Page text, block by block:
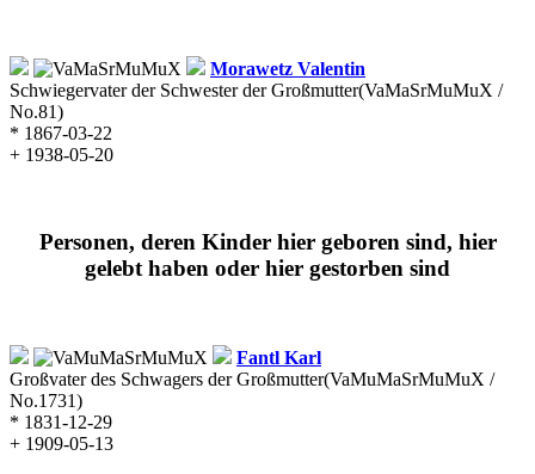
Morawetz Valentin
Schwiegervater der Schwester der Großmutter(VaMaSrMuMuX /
No.81)
* 1867-03-22
+ 1938-05-20
Personen, deren Kinder hier geboren sind, hier
gelebt haben oder hier gestorben sind
Fantl Karl
Großvater des Schwagers der Großmutter(VaMuMaSrMuMuX /
No.1731)
* 1831-12-29
+ 1909-05-13